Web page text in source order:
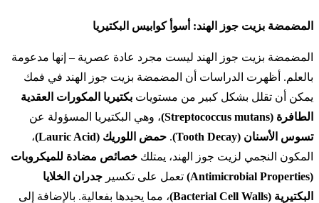
المضمضة بزيت جوز الهند: أسوأ كوابيس البكتيريا
المضمضة بزيت جوز الهند ليست مجرد عادة عصرية – إنها مدعومة
بالعلم. أظهرت الدراسات أن المضمضة بزيت جوز الهند في فمك
يمكن أن تقلل بشكل كبير من مستويات بكتيريا المكورات العقدية
الطافرة (Streptococcus mutans)
، وهي البكتيريا المسؤولة عن
تسوس الأسنان (Tooth Decay)
. حمض اللوريك (Lauric Acid)
،
المكون النجمي لزيت جوز الهند، يمتلك خصائص مضادة للميكروبات
(Antimicrobial Properties)
تعمل على تكسير جدران الخلايا
البكتيرية (Bacterial Cell Walls)
، مما يحيدها بفعالية. بالإضافة إلى